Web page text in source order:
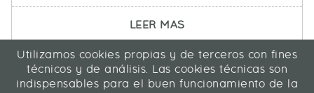
LEER MASSOBRE ¿CUÁLES SON
ICA Informática y Comunicaciones Avanzadas SL
C/ La Rábida 27, 28039 Madrid
Utilizamos cookies propias y de terceros con fines
técnicos y de análisis. Las cookies técnicas son
indispensables para el buen funcionamiento de la